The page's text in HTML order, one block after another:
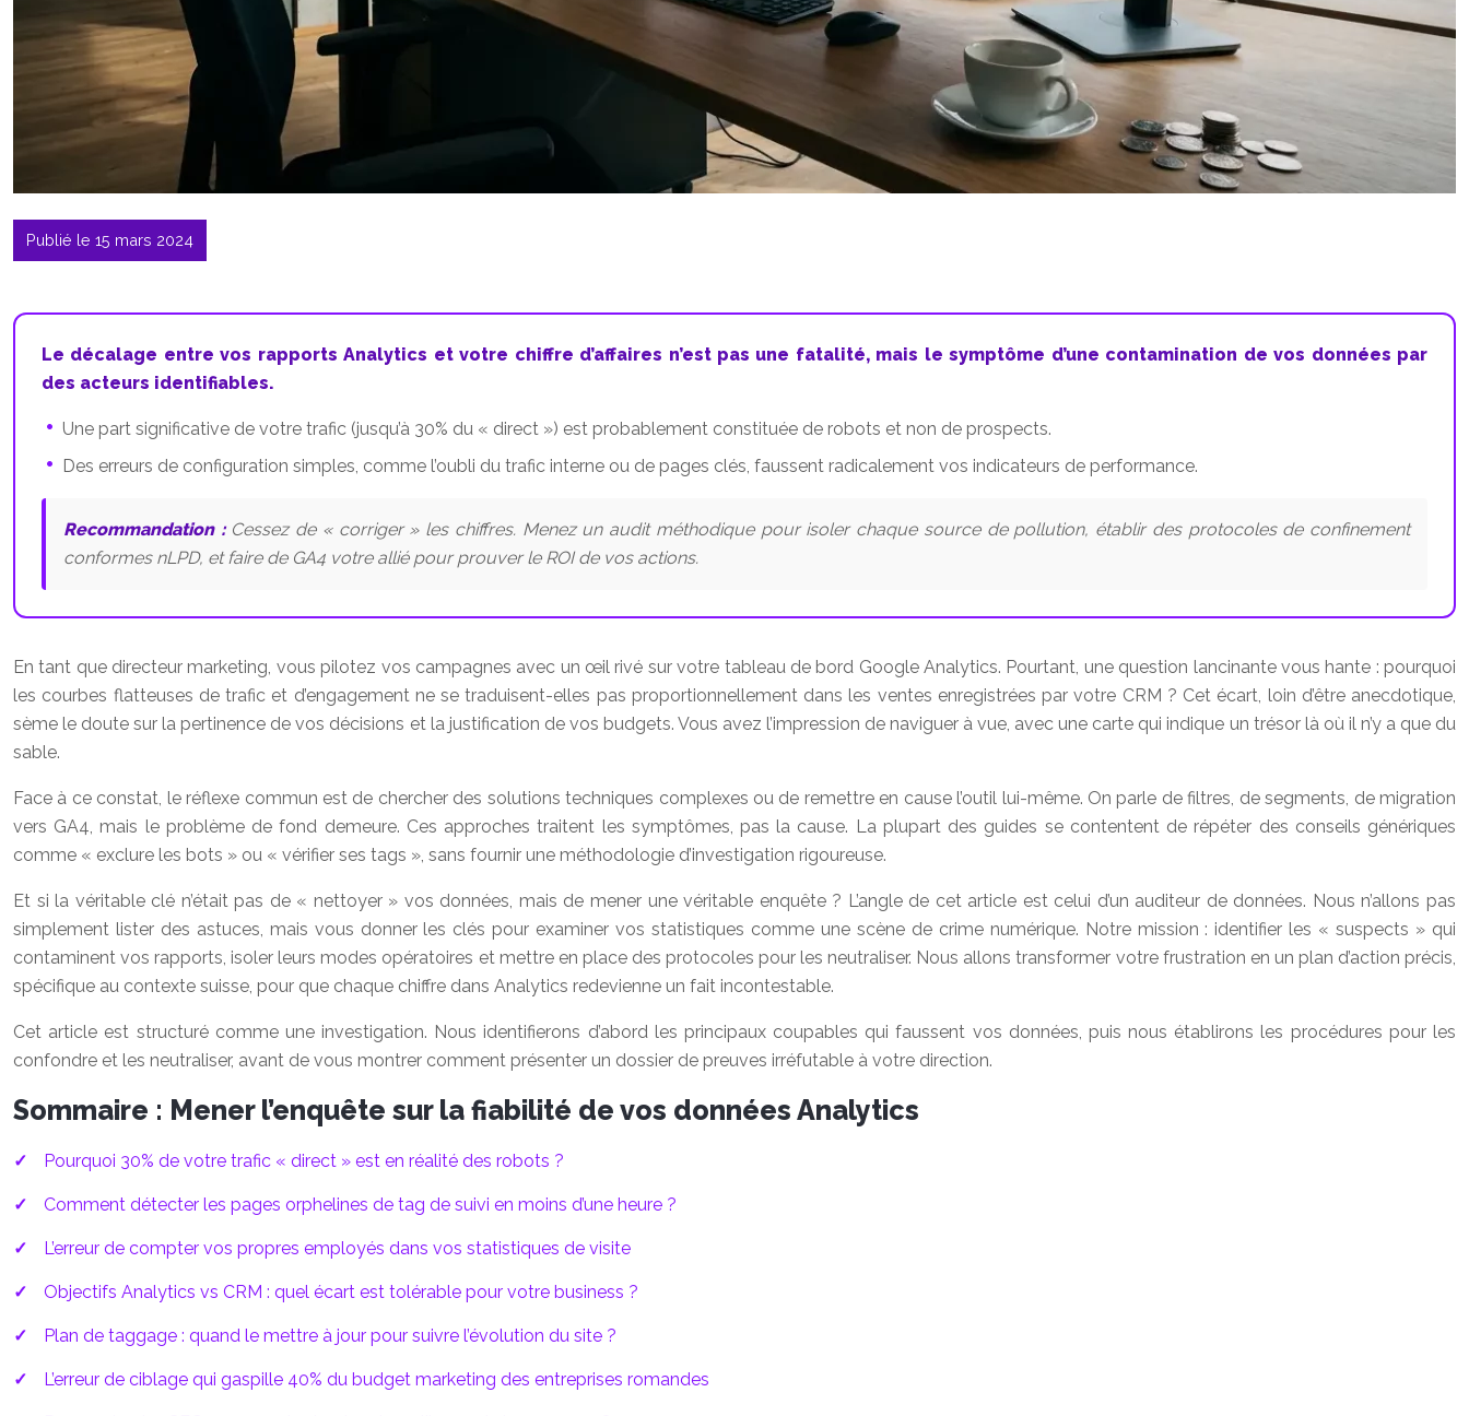
Publié le 15 mars 2024
Le décalage entre vos rapports Analytics et votre chiffre d’affaires n’est pas une fatalité, mais le symptôme d’une contamination de vos données par
des acteurs identifiables.
Une part significative de votre trafic (jusqu’à 30% du « direct ») est probablement constituée de robots et non de prospects.
Des erreurs de configuration simples, comme l’oubli du trafic interne ou de pages clés, faussent radicalement vos indicateurs de performance.
Recommandation :Cessez de « corriger » les chiffres. Menez un audit méthodique pour isoler chaque source de pollution, établir des protocoles de confinement
conformes nLPD, et faire de GA4 votre allié pour prouver le ROI de vos actions.
En tant que directeur marketing, vous pilotez vos campagnes avec un œil rivé sur votre tableau de bord Google Analytics. Pourtant, une question lancinante vous hante : pourquoi
les courbes flatteuses de trafic et d’engagement ne se traduisent-elles pas proportionnellement dans les ventes enregistrées par votre CRM ? Cet écart, loin d’être anecdotique,
sème le doute sur la pertinence de vos décisions et la justification de vos budgets. Vous avez l’impression de naviguer à vue, avec une carte qui indique un trésor là où il n’y a que du
sable.
Face à ce constat, le réflexe commun est de chercher des solutions techniques complexes ou de remettre en cause l’outil lui-même. On parle de filtres, de segments, de migration
vers GA4, mais le problème de fond demeure. Ces approches traitent les symptômes, pas la cause. La plupart des guides se contentent de répéter des conseils génériques
comme « exclure les bots » ou « vérifier ses tags », sans fournir une méthodologie d’investigation rigoureuse.
Et si la véritable clé n’était pas de « nettoyer » vos données, mais de mener une véritable enquête ? L’angle de cet article est celui d’un auditeur de données. Nous n’allons pas
simplement lister des astuces, mais vous donner les clés pour examiner vos statistiques comme une scène de crime numérique. Notre mission : identifier les « suspects » qui
contaminent vos rapports, isoler leurs modes opératoires et mettre en place des protocoles pour les neutraliser. Nous allons transformer votre frustration en un plan d’action précis,
spécifique au contexte suisse, pour que chaque chiffre dans Analytics redevienne un fait incontestable.
Cet article est structuré comme une investigation. Nous identifierons d’abord les principaux coupables qui faussent vos données, puis nous établirons les procédures pour les
confondre et les neutraliser, avant de vous montrer comment présenter un dossier de preuves irréfutable à votre direction.
Sommaire : Mener l’enquête sur la fiabilité de vos données Analytics
Pourquoi 30% de votre trafic « direct » est en réalité des robots ?
Comment détecter les pages orphelines de tag de suivi en moins d’une heure ?
L’erreur de compter vos propres employés dans vos statistiques de visite
Objectifs Analytics vs CRM : quel écart est tolérable pour votre business ?
Plan de taggage : quand le mettre à jour pour suivre l’évolution du site ?
L’erreur de ciblage qui gaspille 40% du budget marketing des entreprises romandes